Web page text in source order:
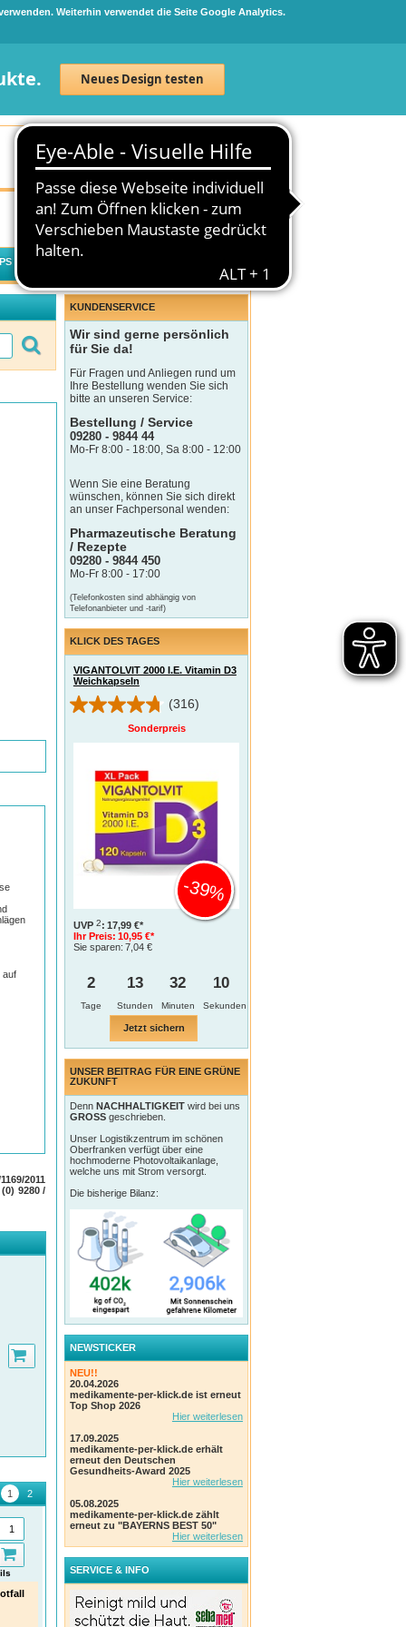
Weiterhin verwendet die Seite Google Analytics.
Neues Design testen
Neuanmeldung Anmelden
0 Artikel 0,00 €
auf
2011
(0) 9280 /
BACHBLÜTEN Notfall No.39
Tropfen
Hager Pharma GmbH
Details
BACHBLÜTEN Notfall No.39
Pastillen Bio
Hager Pharma GmbH
KUNDENSERVICE
Wir sind gerne persönlich
für Sie da!
Für Fragen und Anliegen rund um
Ihre Bestellung wenden Sie sich
bitte an unseren Service:
Bestellung / Service
09280 - 9844 44
Mo-Fr 8:00 - 18:00, Sa 8:00 - 12:00
Wenn Sie eine Beratung
wünschen, können Sie sich direkt
an unser Fachpersonal wenden:
Pharmazeutische Beratung
/ Rezepte
09280 - 9844 450
Mo-Fr 8:00 - 17:00
(Telefonkosten sind abhängig von
Telefonanbieter und -tarif)
KLICK DES TAGES
VIGANTOLVIT 2000 I.E. Vitamin D3
Weichkapseln
(316)
Sonderpreis
UVP 2: 17,99 €*
Ihr Preis: 10,95 €*
Sie sparen: 7,04 €
-39%
2
Tage
13 32 9
Jetzt sichern
UNSER BEITRAG FÜR EINE GRÜNE
ZUKUNFT
Denn NACHHALTIGKEIT wird bei uns
GROSS geschrieben.
Unser Logistikzentrum im schönen
Oberfranken verfügt über eine
hochmoderne Photovoltaikanlage,
welche uns mit Strom versorgt.
Die bisherige Bilanz:
NEWSTICKER
NEU!!
20.04.2026
medikamente-per-klick.de ist erneut
Top Shop 2026
Hier weiterlesen
17.09.2025
medikamente-per-klick.de erhält
erneut den Deutschen
Gesundheits-Award 2025
Hier weiterlesen
05.08.2025
medikamente-per-klick.de zählt
erneut zu "BAYERNS BEST 50"
Hier weiterlesen
SERVICE & INFO